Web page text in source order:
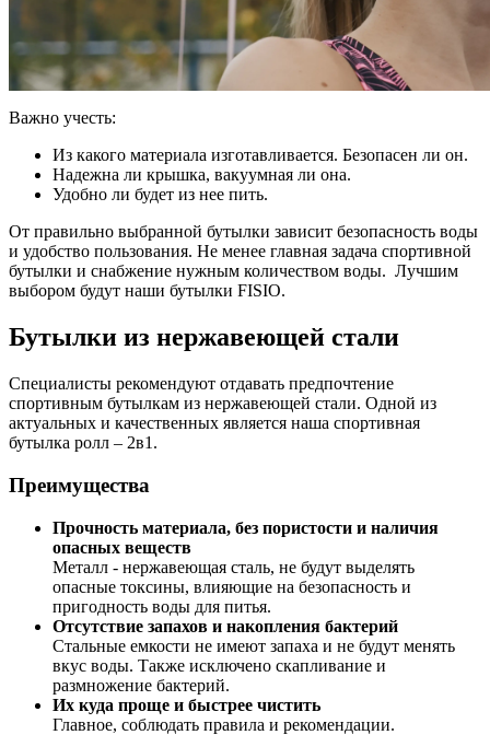
Важно учесть:
Из какого материала изготавливается. Безопасен ли он.
Надежна ли крышка, вакуумная ли она.
Удобно ли будет из нее пить.
От правильно выбранной бутылки зависит безопасность воды
и удобство пользования. Не менее главная задача спортивной
бутылки и снабжение нужным количеством воды. Лучшим
выбором будут наши бутылки FISIO.
Бутылки из нержавеющей стали
Специалисты рекомендуют отдавать предпочтение
спортивным бутылкам из нержавеющей стали. Одной из
актуальных и качественных является наша спортивная
бутылка ролл – 2в1.
Преимущества
Прочность материала, без пористости и наличия
опасных веществ
Металл - нержавеющая сталь, не будут выделять
опасные токсины, влияющие на безопасность и
пригодность воды для питья.
Отсутствие запахов и накопления бактерий
Стальные емкости не имеют запаха и не будут менять
вкус воды. Также исключено скапливание и
размножение бактерий.
Их куда проще и быстрее чистить
Главное, соблюдать правила и рекомендации.